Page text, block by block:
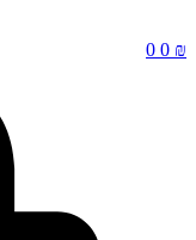
0 ₪
0